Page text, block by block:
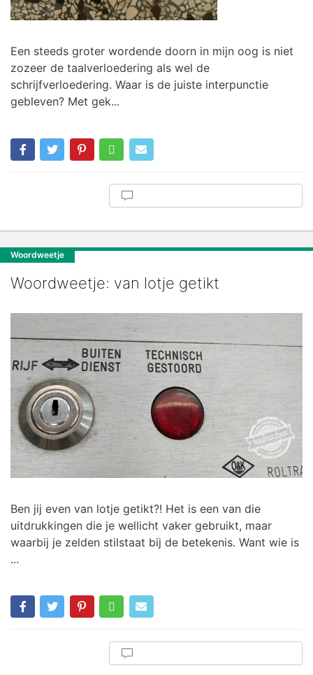
Een steeds groter wordende doorn in mijn oog is niet
zozeer de taalverloedering als wel de
schrijfverloedering. Waar is de juiste interpunctie
gebleven? Met gek...
Woordweetje
Woordweetje: van lotje getikt
Ben jij even van lotje getikt?! Het is een van die
uitdrukkingen die je wellicht vaker gebruikt, maar
waarbij je zelden stilstaat bij de betekenis. Want wie is
...